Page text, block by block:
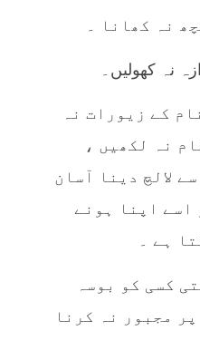
کے زیورات نہ
نہ لکھیں ،
لالچ دینا آسان
اسے اپنا ہونے
ہے ۔
کسی کو بوسہ
مجبور نہ کرنا